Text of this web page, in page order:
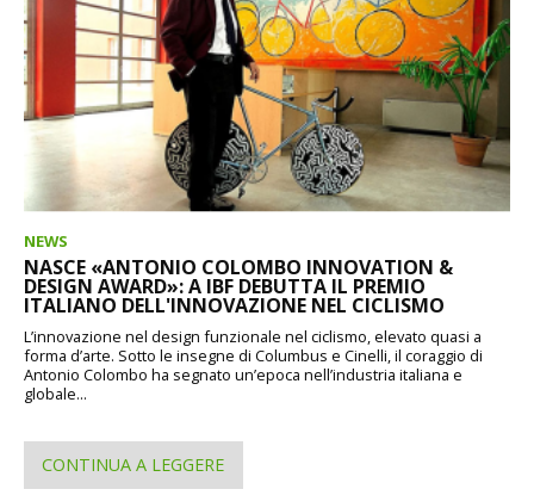
NEWS
NASCE «ANTONIO COLOMBO INNOVATION &
DESIGN AWARD»: A IBF DEBUTTA IL PREMIO
ITALIANO DELL'INNOVAZIONE NEL CICLISMO
L’innovazione nel design funzionale nel ciclismo, elevato quasi a
forma d’arte. Sotto le insegne di Columbus e Cinelli, il coraggio di
Antonio Colombo ha segnato un’epoca nell’industria italiana e
globale...
CONTINUA A LEGGERE